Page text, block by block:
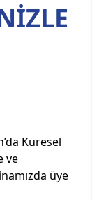
Küresel
ve
üye